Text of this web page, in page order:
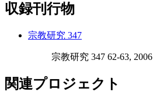
収録刊行物
宗教研究 347
宗教研究 347 62-63, 2006
関連プロジェクト